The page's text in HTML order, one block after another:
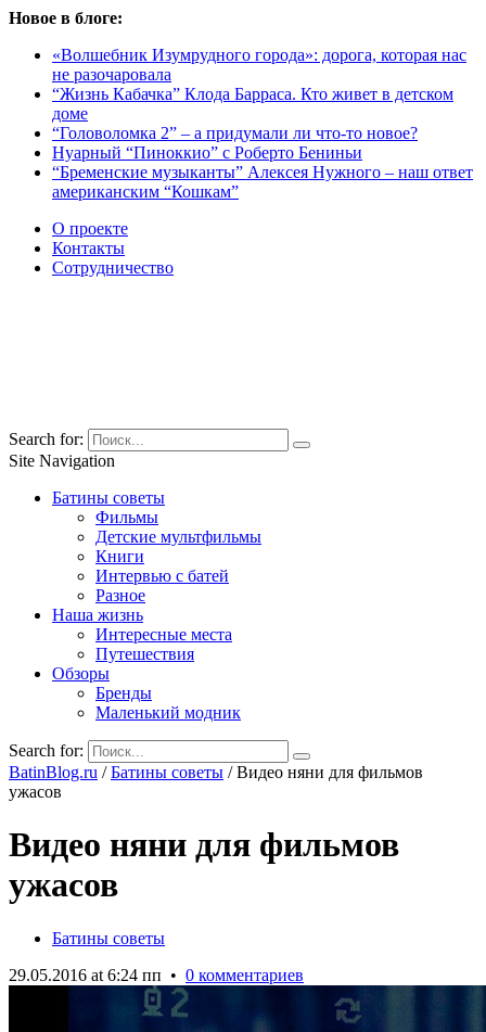
Новое в блоге:
«Волшебник Изумрудного города»: дорога, которая нас
не разочаровала
“Жизнь Кабачка” Клода Барраса. Кто живет в детском
доме
“Головоломка 2” – а придумали ли что-то новое?
Нуарный “Пиноккио” с Роберто Бениньи
“Бременские музыканты” Алексея Нужного – наш ответ
американским “Кошкам”
О проекте
Контакты
Сотрудничество
Search for:
Site Navigation
Батины советы
Фильмы
Детские мультфильмы
Книги
Интервью с батей
Разное
Наша жизнь
Интересные места
Путешествия
Обзоры
Бренды
Маленький модник
Search for:
BatinBlog.ru /Батины советы /Видео няни для фильмов
ужасов
Видео няни для фильмов
ужасов
Батины советы
29.05.2016 at 6:24 пп • 0 комментариев